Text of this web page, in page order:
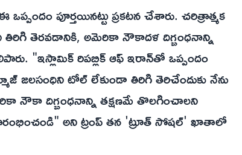
ఒప్పందం పూర్తయినట్టు ప్రకటన చేశారు. చరిత్రాత్మక
తిరిగి తెరవడానికి, అమెరికా నౌకాదళ దిగ్బంధనాన్ని
"ఇస్లామిక్ రిపబ్లిక్ ఆఫ్ ఇరాన్‌తో ఒప్పందం
జలసంధిని టోల్ లేకుండా తిరిగి తెరిచేందుకు నేను
నౌకా దిగ్బంధనాన్ని తక్షణమే తొలగించాలని
అని ట్రంప్ తన 'ట్రూత్ సోషల్' ఖాతాలో